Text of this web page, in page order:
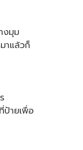
งมุม
าแล้วก็
ป้ายเพื่อ